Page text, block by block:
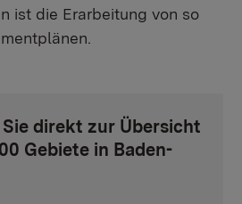
ist die Erarbeitung von so
direkt zur Übersicht
Gebiete in Baden-